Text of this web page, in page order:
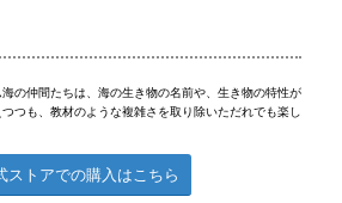
の仲間たちは、海の生き物の名前や、生き物の特性が
つつも、教材のような複雑さを取り除いただれでも楽し
ストアでの購入はこちら